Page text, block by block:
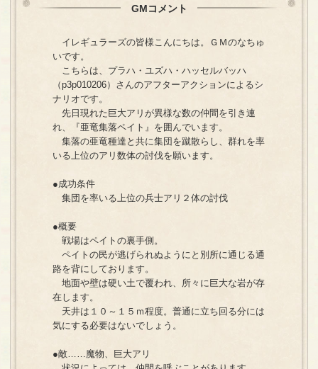
GMコメント
イレギュラーズの皆様こんにちは。ＧＭのなちゅ
いです。
こちらは、プラハ・ユズハ・ハッセルバッハ
（p3p010206）さんのアフターアクションによるシ
ナリオです。
先日現れた巨大アリが異様な数の仲間を引き連
れ、『亜竜集落ペイト』を囲んでいます。
集落の亜竜種達と共に集団を蹴散らし、群れを率
いる上位のアリ数体の討伐を願います。
●成功条件
集団を率いる上位の兵士アリ２体の討伐
●概要
戦場はペイトの裏手側。
ペイトの民が逃げられぬようにと別所に通じる通
路を背にしております。
地面や壁は硬い土で覆われ、所々に巨大な岩が存
在します。
天井は１０～１５ｍ程度。普通に立ち回る分には
気にする必要はないでしょう。
●敵……魔物、巨大アリ